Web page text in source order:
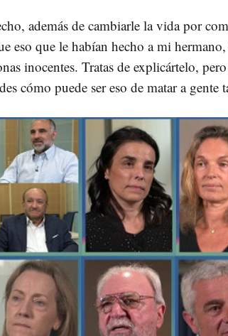
además de cambiarle la vida por
eso que le habían hecho a mi
inocentes. Tratas de explicártelo,
cómo puede ser eso de matar a gente